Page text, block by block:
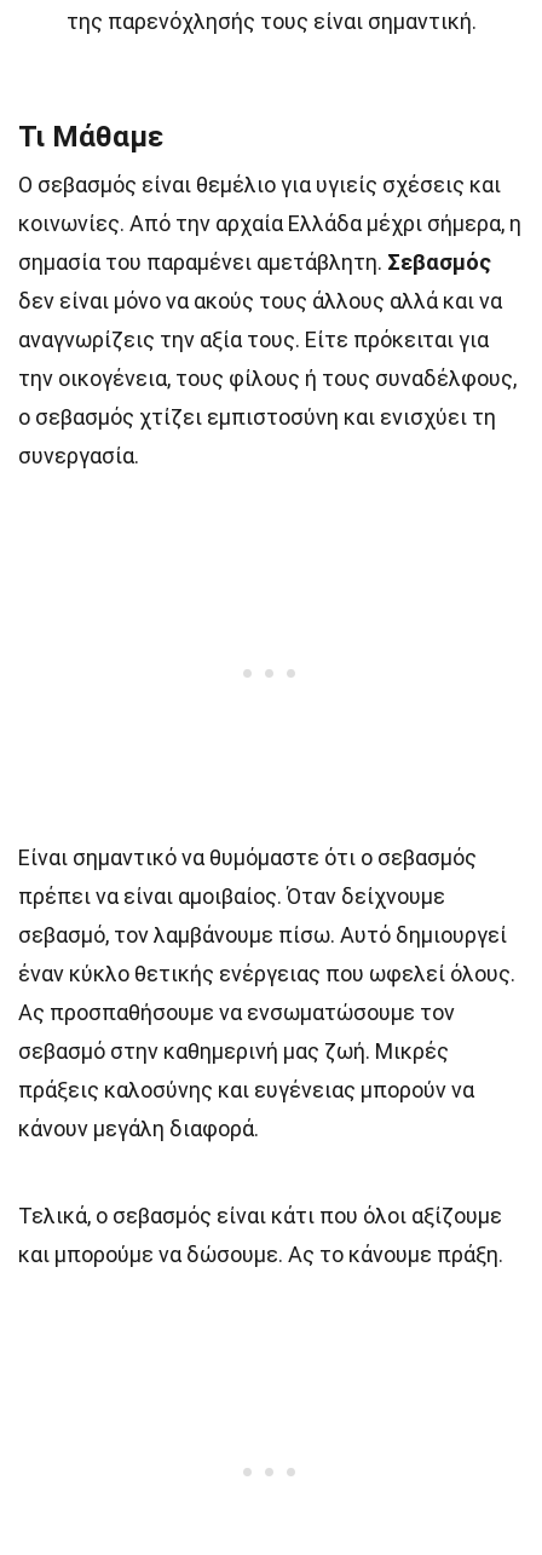
της παρενόχλησής τους είναι σημαντική.
Τι Μάθαμε
Ο σεβασμός είναι θεμέλιο για υγιείς σχέσεις και
κοινωνίες. Από την αρχαία Ελλάδα μέχρι σήμερα, η
σημασία του παραμένει αμετάβλητη. Σεβασμός
δεν είναι μόνο να ακούς τους άλλους αλλά και να
αναγνωρίζεις την αξία τους. Είτε πρόκειται για
την οικογένεια, τους φίλους ή τους συναδέλφους,
ο σεβασμός χτίζει εμπιστοσύνη και ενισχύει τη
συνεργασία.
Είναι σημαντικό να θυμόμαστε ότι ο σεβασμός
πρέπει να είναι αμοιβαίος. Όταν δείχνουμε
σεβασμό, τον λαμβάνουμε πίσω. Αυτό δημιουργεί
έναν κύκλο θετικής ενέργειας που ωφελεί όλους.
Ας προσπαθήσουμε να ενσωματώσουμε τον
σεβασμό στην καθημερινή μας ζωή. Μικρές
πράξεις καλοσύνης και ευγένειας μπορούν να
κάνουν μεγάλη διαφορά.
Τελικά, ο σεβασμός είναι κάτι που όλοι αξίζουμε
και μπορούμε να δώσουμε. Ας το κάνουμε πράξη.